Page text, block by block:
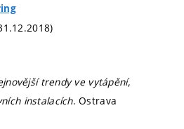
trendy ve vytápění,
instalacích. Ostrava